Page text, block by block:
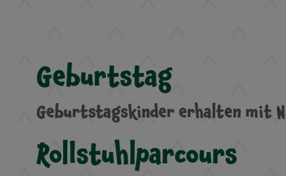
Geburtstag
Geburtstagskinder erhalten mit
Rollstuhlparcours